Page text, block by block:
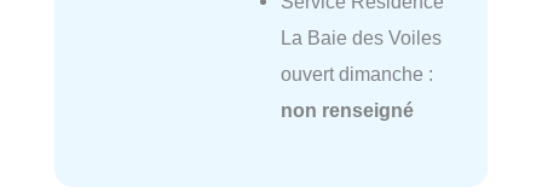
La Baie des Voiles
ouvert dimanche :
non renseigné